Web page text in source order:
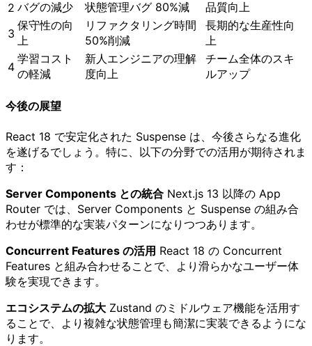
2 バグの減少 状態管理バグ 80%減
品質向上
3
保守性の向
上
リファクタリング時間
50%削減
長期的な生産性向
上
4
学習コスト
の軽減
新人エンジニアの理解
度向上
チーム全体のスキ
ルアップ
今後の展望
React 18 で安定化された Suspense は、今後さらなる進化
を遂げるでしょう。特に、以下の分野での活用が期待されま
す：
Server Components との統合 Next.js 13 以降の App
Router では、Server Components と Suspense の組み合
わせが標準的な実装パターンになりつつあります。
Concurrent Features の活用 React 18 の Concurrent
Features と組み合わせることで、より滑らかなユーザー体
験を実現できます。
エコシステムの拡大 Zustand のミドルウェア機能を活用す
ることで、より複雑な状態管理も簡潔に実装できるようにな
ります。